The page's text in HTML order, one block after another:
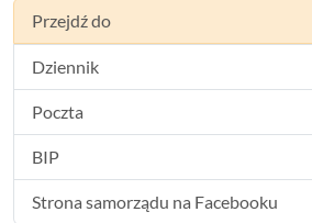
Przejdź do
Dziennik
Poczta
BIP
Strona samorządu na Facebooku